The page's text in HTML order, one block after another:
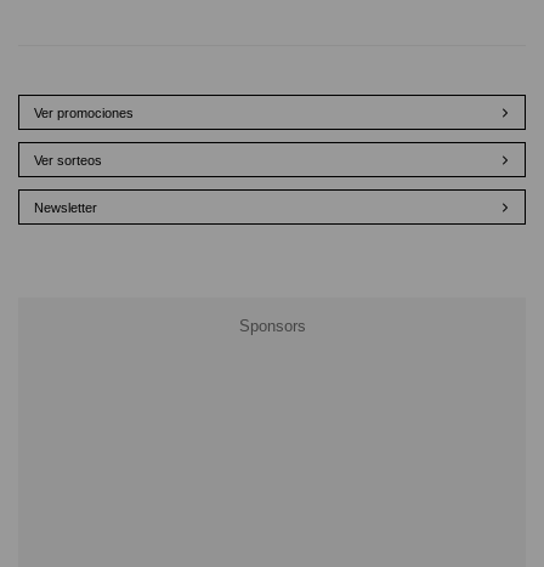
Ver promociones
Ver sorteos
Newsletter